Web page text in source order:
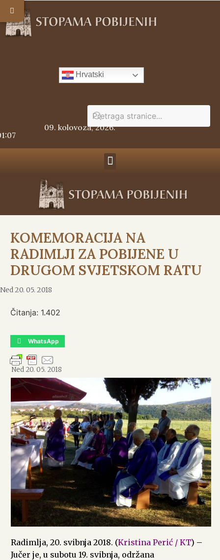
Hrvatski
09. kolovoza, 2026.
KOMEMORACIJA NA
RADIMLJI ZA POBIJENE U
DRUGOM SVJETSKOM RATU
Ned 20. 05. 2018
Čitanja: 1.402
WhatsApp
Ned 20. 05. 2018
Radimlja, 20. svibnja 2018. (Kristina Perić / KT) –
Jučer je, u subotu 19. svibnja, održana